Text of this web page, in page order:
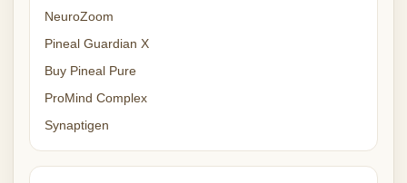
NeuroZoom
Pineal Guardian X
Buy Pineal Pure
ProMind Complex
Synaptigen